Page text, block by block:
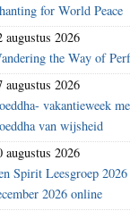
for World Peace
augustus 2026
the Way of
augustus 2026
vakantieweek
van wijsheid
augustus 2026
Spirit Leesgroep
2026 online